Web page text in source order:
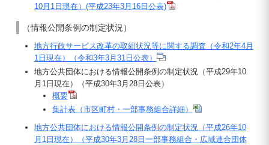
10月1日現在）(平成23年3月16日公表)
（情報公開条例の制定状況）
地方行政サービス改革の取組状況等に関する調査（令和2年4月
1日現在）（令和3年3月31日公表）
地方公共団体における情報公開条例の制定状況（平成29年10
月1日現在）（平成30年3月28日公表）
概要
集計表（市区町村・一部事務組合詳細）
地方公共団体における情報公開条例の制定状況（平成26年10
月1日現在）（平成30年3月28日一部事務組合・広域連合団体